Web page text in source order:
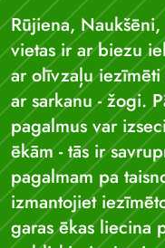
Rūjiena,
vietas ir ar biezu
ar olīvzaļu
ar sarkanu - žogi.
pagalmus var
ēkām - tās ir
pagalmam pa
izmantojiet
garas ēkas liecina